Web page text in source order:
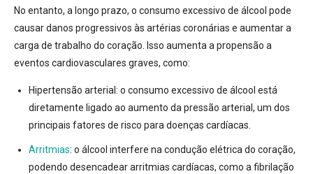
No entanto, a longo prazo, o consumo excessivo de álcool pode
causar danos progressivos às artérias coronárias e aumentar a
carga de trabalho do coração. Isso aumenta a propensão a
eventos cardiovasculares graves, como:
Hipertensão arterial: o consumo excessivo de álcool está
diretamente ligado ao aumento da pressão arterial, um dos
principais fatores de risco para doenças cardíacas.
Arritmias: o álcool interfere na condução elétrica do coração,
podendo desencadear arritmias cardíacas, como a fibrilação